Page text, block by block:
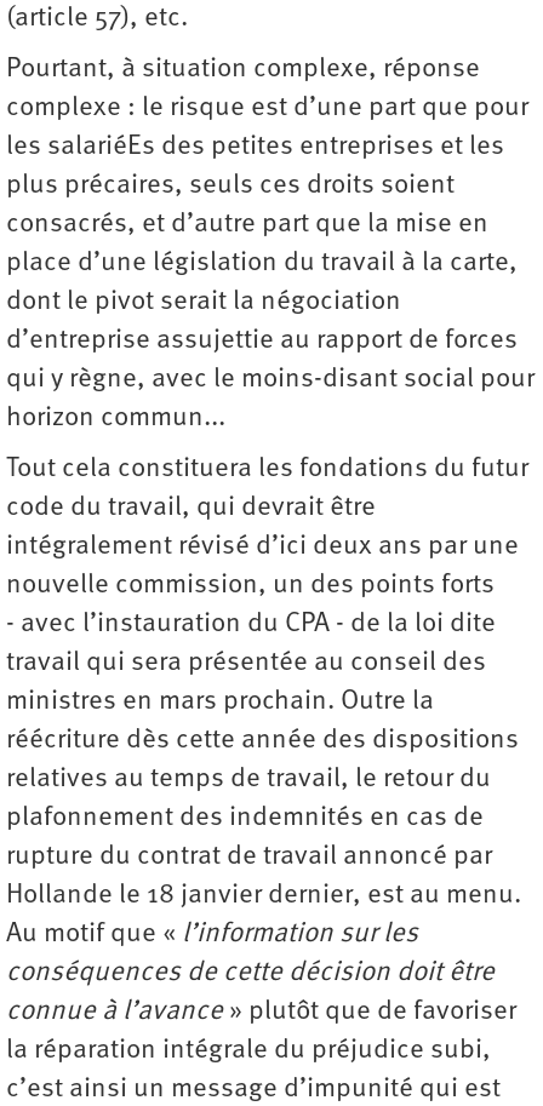
(article 57), etc.
Pourtant, à situation complexe, réponse
complexe : le risque est d’une part que pour
les salariéEs des petites entreprises et les
plus précaires, seuls ces droits soient
consacrés, et d’autre part que la mise en
place d’une législation du travail à la carte,
dont le pivot serait la négociation
d’entreprise assujettie au rapport de forces
qui y règne, avec le moins-disant social pour
horizon commun...
Tout cela constituera les fondations du futur
code du travail, qui devrait être
intégralement révisé d’ici deux ans par une
nouvelle commission, un des points forts
- avec l’instauration du CPA - de la loi dite
travail qui sera présentée au conseil des
ministres en mars prochain. Outre la
réécriture dès cette année des dispositions
relatives au temps de travail, le retour du
plafonnement des indemnités en cas de
rupture du contrat de travail annoncé par
Hollande le 18 janvier dernier, est au menu.
Au motif que « l’information sur les
conséquences de cette décision doit être
connue à l’avance» plutôt que de favoriser
la réparation intégrale du préjudice subi,
c’est ainsi un message d’impunité qui est